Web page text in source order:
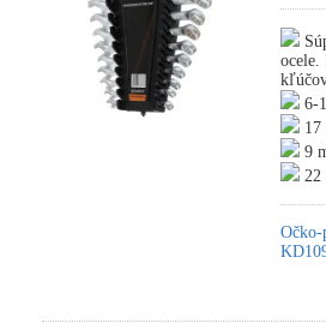
ocele.
6-
17
9
22
Očko-